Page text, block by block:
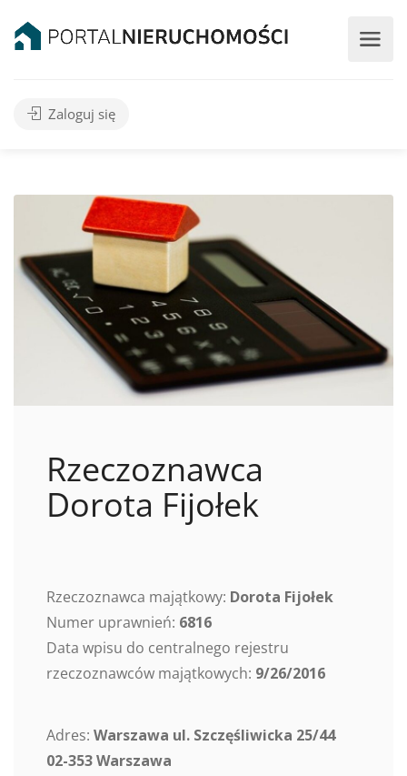
Zaloguj się
Rzeczoznawca
Dorota Fijołek
Rzeczoznawca majątkowy: Dorota Fijołek
Numer uprawnień: 6816
Data wpisu do centralnego rejestru
rzeczoznawców majątkowych: 9/26/2016
Adres: Warszawa ul. Szczęśliwicka 25/44
02-353 Warszawa